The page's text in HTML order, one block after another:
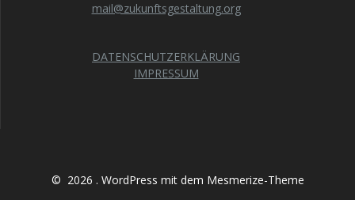
mail@zukunftsgestaltung.org
DATENSCHUTZERKLÄRUNG
IMPRESSUM
© 2026 . WordPress mit dem Mesmerize-Theme